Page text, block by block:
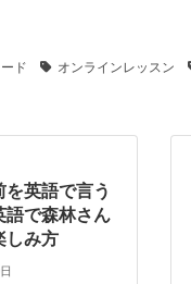
ド オンラインレッスン
を英語で言う
語で森林さん
しみ方